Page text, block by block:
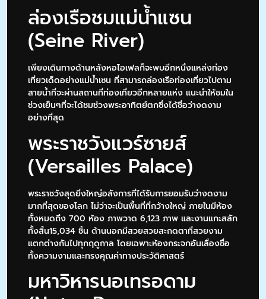
ล่องเรือชมแม่น้ำแซน
(Seine River)
เพียงเดินทางด้านหลังหอไอเฟลก็จะพบอีกหนึ่งแหล่งท่อง
เที่ยวเด็ดอย่างแม่น้ำเซน ที่สามารถล่องเรือท่องเที่ยวไปตาม
สายน้ำที่จะผ่านสถานที่ท่องเที่ยวอีกหลายแห่ง แนะนำให้ชมใน
ช่วงเย็นๆที่จะได้ชมช่วงพระอาทิตย์ตกซึ่งได้ชื่อว่างดงาม
อย่างที่สุด
พระราชวังแวร์ซายส์
(Versailles Palace)
พระราชวังสุดยิ่งใหญ่อลังการที่ได้รับการยอมรับว่างดงาม
มากที่สุดของโลก ไม่ว่าจะเป็นพื้นที่ที่กว้างใหญ่ ภายในมีห้อง
ทั้งหมดถึง 700 ห้อง ภาพวาด 6,123 ภาพ และงานแกะสลัก
ทั้งสิ้น15,034 ชิ้น ด้านนอกมีสวยสวยสะกดตาที่สวยงาม
แตกต่างกันไปทุกฤดูกาล โดยเฉพาะห้องกระจกอันเลื่องชื่อ
ทั้งความงามและทรงคุณค่าทางประวัติศาสตร์
มหาวิหารนอเทรอดาม